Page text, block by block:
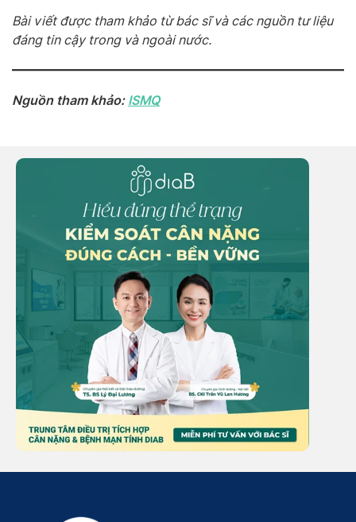
Bài viết được tham khảo từ bác sĩ và các nguồn tư liệu
đáng tin cậy trong và ngoài nước.
Nguồn tham khảo: ISMQ